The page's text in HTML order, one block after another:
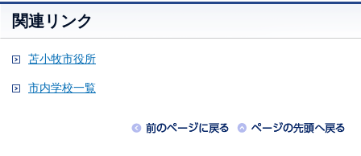
関連リンク
苫小牧市役所
市内学校一覧